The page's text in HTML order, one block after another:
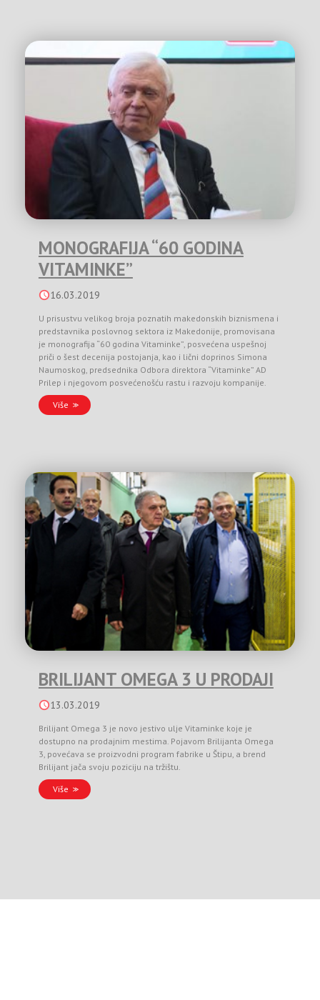
MONOGRAFIJA “60 GODINA
VITAMINKE”
16.03.2019
U prisustvu velikog broja poznatih makedonskih biznismena i
predstavnika poslovnog sektora iz Makedonije, promovisana
je monografija “60 godina Vitaminke”, posvećena uspešnoj
priči o šest decenija postojanja, kao i lični doprinos Simona
Naumoskog, predsednika Odbora direktora “Vitaminke” AD
Prilep i njegovom posvećenošću rastu i razvoju kompanije.
Više
BRILIJANT OMEGA 3 U PRODAJI
13.03.2019
Brilijant Omega 3 je novo jestivo ulje Vitaminke koje je
dostupno na prodajnim mestima. Pojavom Brilijanta Omega
3, povećava se proizvodni program fabrike u Štipu, a brend
Brilijant jača svoju poziciju na tržištu.
Više